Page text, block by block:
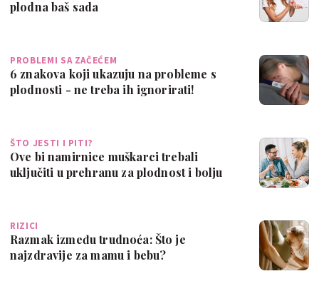
plodna baš sada
PROBLEMI SA ZAČEĆEM
6 znakova koji ukazuju na probleme s
plodnosti - ne treba ih ignorirati!
ŠTO JESTI I PITI?
Ove bi namirnice muškarci trebali
uključiti u prehranu za plodnost i bolju
RIZICI
Razmak između trudnoća: Što je
najzdravije za mamu i bebu?